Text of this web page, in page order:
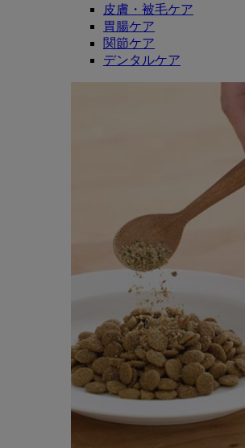
皮膚・被毛ケア
胃腸ケア
関節ケア
デンタルケア